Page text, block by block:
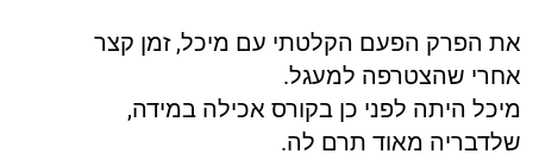
את הפרק הפעם הקלטתי עם מיכל, זמן קצר
אחרי שהצטרפה למעגל.
מיכל היתה לפני כן בקורס אכילה במידה,
שלדבריה מאוד תרם לה.